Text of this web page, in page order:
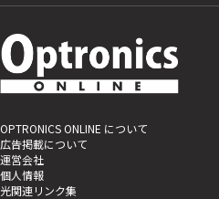
OPTRONICS ONLINE について
広告掲載について
運営会社
個人情報
光関連リンク集